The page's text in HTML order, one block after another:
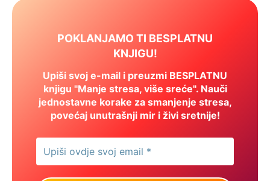
POKLANJAMO TI BESPLATNU
KNJIGU!
Upiši svoj e-mail i preuzmi BESPLATNU
knjigu "Manje stresa, više sreće". Nauči
jednostavne korake za smanjenje stresa,
povećaj unutrašnji mir i živi sretnije!